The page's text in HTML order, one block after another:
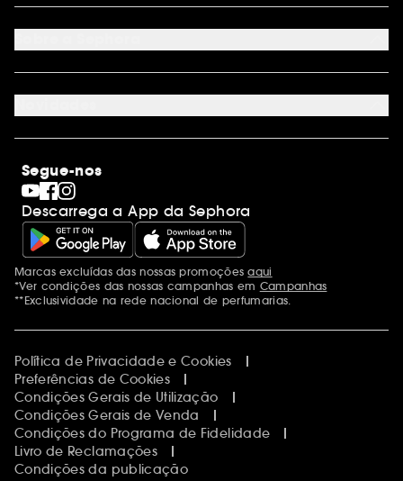
Cartão oferta físico
Cartão oferta empresas
Site Map
Seguir encomenda
Programa de Fidelidade
Juntar Sephora
Sephora Prize 2026
Internacional
Descobrir a Sephora
Código promocional Sephora
Saldos
Dia dos Namorados
Dia do Pai
Dia da Mãe
Calendários do Advento
Singles' Day
Black Friday
Cyber Monday
Blue Monday
Segue-nos
Descarrega a App da Sephora
Menções adicionais
Marcas excluídas das nossas promoçõesaqui
*Ver condições das nossas campanhas em Campanhas
**Exclusividade na rede nacional de perfumarias.
Política de Privacidade e Cookies
Preferências de Cookies
Condições Gerais de Utilização
Condições Gerais de Venda
Condições do Programa de Fidelidade
Livro de Reclamações
Condições da publicação